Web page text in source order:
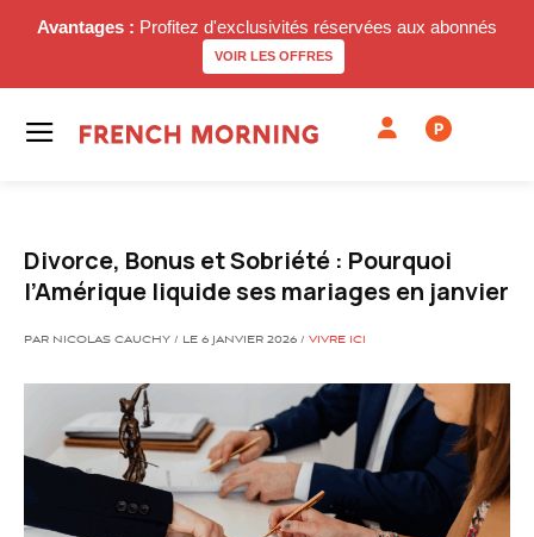
Avantages : Profitez d'exclusivités réservées aux abonnés
VOIR LES OFFRES
P
Divorce, Bonus et Sobriété : Pourquoi
l’Amérique liquide ses mariages en janvier
PAR NICOLAS CAUCHY / LE 6 JANVIER 2026 / VIVRE ICI